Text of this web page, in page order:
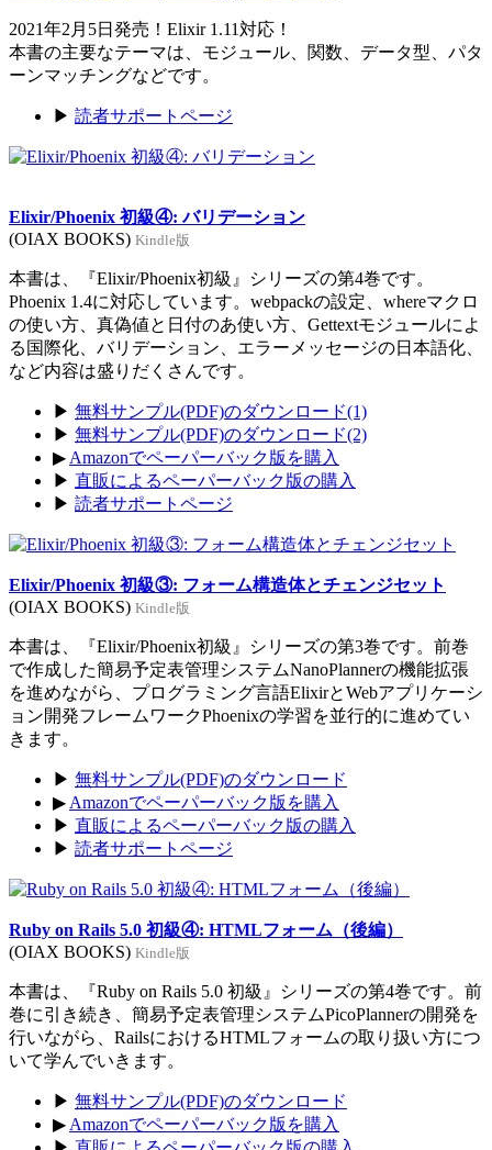
2021年2月5日発売！Elixir 1.11対応！
本書の主要なテーマは、モジュール、関数、データ型、パタ
ーンマッチングなどです。
▶ 読者サポートページ
Elixir/Phoenix 初級④: バリデーション
(OIAX BOOKS) Kindle版
本書は、『Elixir/Phoenix初級』シリーズの第4巻です。
Phoenix 1.4に対応しています。webpackの設定、whereマクロ
の使い方、真偽値と日付のあ使い方、Gettextモジュールによ
る国際化、バリデーション、エラーメッセージの日本語化、
など内容は盛りだくさんです。
▶ 無料サンプル(PDF)のダウンロード(1)
▶ 無料サンプル(PDF)のダウンロード(2)
▶ Amazonでペーパーバック版を購入
▶ 直販によるペーパーバック版の購入
▶ 読者サポートページ
Elixir/Phoenix 初級③: フォーム構造体とチェンジセット
(OIAX BOOKS) Kindle版
本書は、『Elixir/Phoenix初級』シリーズの第3巻です。前巻
で作成した簡易予定表管理システムNanoPlannerの機能拡張
を進めながら、プログラミング言語ElixirとWebアプリケーシ
ョン開発フレームワークPhoenixの学習を並行的に進めてい
きます。
▶ 無料サンプル(PDF)のダウンロード
▶ Amazonでペーパーバック版を購入
▶ 直販によるペーパーバック版の購入
▶ 読者サポートページ
Ruby on Rails 5.0 初級④: HTMLフォーム（後編）
(OIAX BOOKS) Kindle版
本書は、『Ruby on Rails 5.0 初級』シリーズの第4巻です。前
巻に引き続き、簡易予定表管理システムPicoPlannerの開発を
行いながら、RailsにおけるHTMLフォームの取り扱い方につ
いて学んでいきます。
▶ 無料サンプル(PDF)のダウンロード
▶ Amazonでペーパーバック版を購入